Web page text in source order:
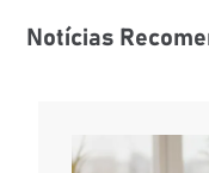
Notícias